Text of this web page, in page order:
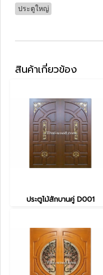
ประตูใหญ่
สินค้าเกี่ยวข้อง
ประตูไม้สักบานคู่ D001